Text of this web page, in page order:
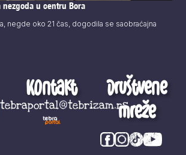
nezgoda u centru Bora
negde oko 21 čas, dogodila se saobraćajna
Kontakt
tebraportal@tebrizam.rs
Društvene
mreže